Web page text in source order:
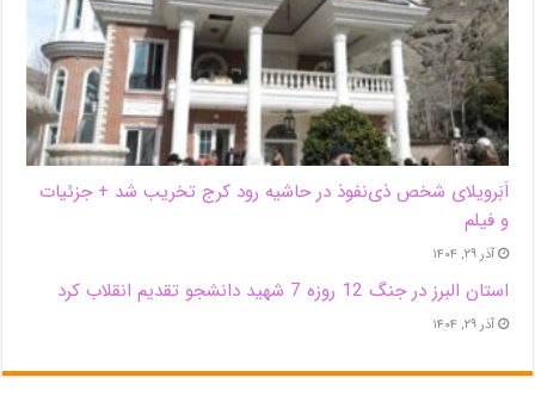
اَبَر‌ویلای شخص ذی‌نفوذ در حاشیه‌ رود کرج تخریب شد + جزئیات
و فیلم
آذر ۲۹, ۱۴۰۴
استان البرز در جنگ 12 روزه 7 شهید دانشجو تقدیم انقلاب کرد
آذر ۲۹, ۱۴۰۴